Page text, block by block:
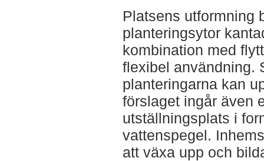
Platsens utformning
planteringsytor
kombination med
flexibel användning.
planteringarna kan
förslaget ingår även
utställningsplats i
vattenspegel.
att växa upp och